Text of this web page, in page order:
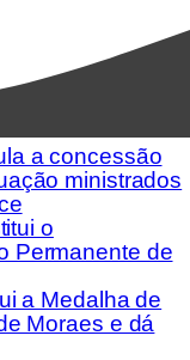
a concessão
ministrados
o
Permanente de
a Medalha de
Moraes e dá